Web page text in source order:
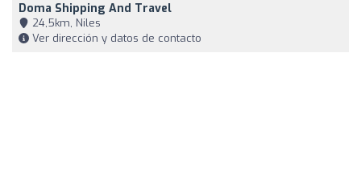
Doma Shipping And Travel
24,5km, Niles
Ver dirección y datos de contacto